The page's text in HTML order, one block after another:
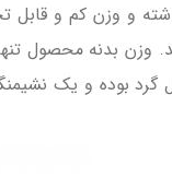
و وزن کم و
بوده و یک